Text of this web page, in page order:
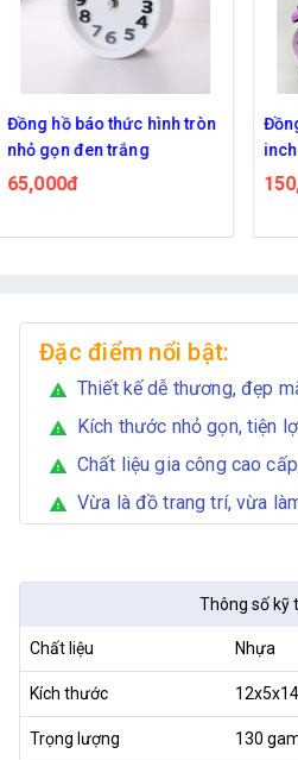
Đồng hồ báo thức để bàn 3
inch có đèn chuông reo
kim loại nhân vật Kuromi và
150,000đ
Đặc điểm nổi bật:
warning Thiết kế dễ thương, đẹp
warning Kích thước nhỏ gọn, tiện
warning Chất liệu gia công cao
warning Vừa là đồ trang trí, vừa
Thông số kỹ
Chất liệu Nhựa
Kích thước
Trọng lượng 130